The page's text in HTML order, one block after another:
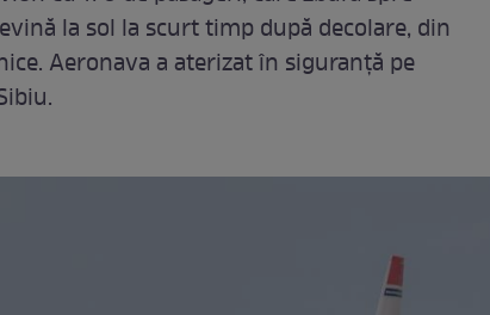
la sol la scurt timp după decolare, din
Aeronava a aterizat în siguranță pe